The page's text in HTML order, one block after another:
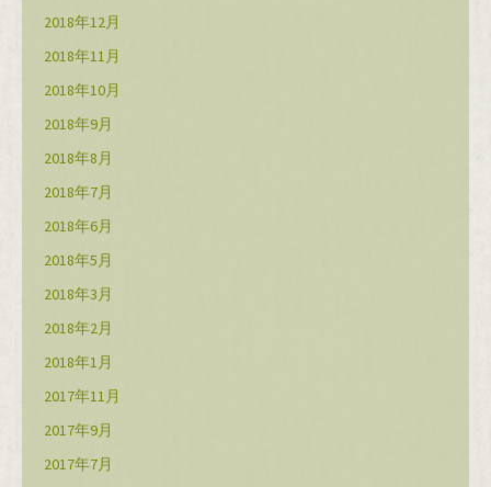
2018年12月
2018年11月
2018年10月
2018年9月
2018年8月
2018年7月
2018年6月
2018年5月
2018年3月
2018年2月
2018年1月
2017年11月
2017年9月
2017年7月